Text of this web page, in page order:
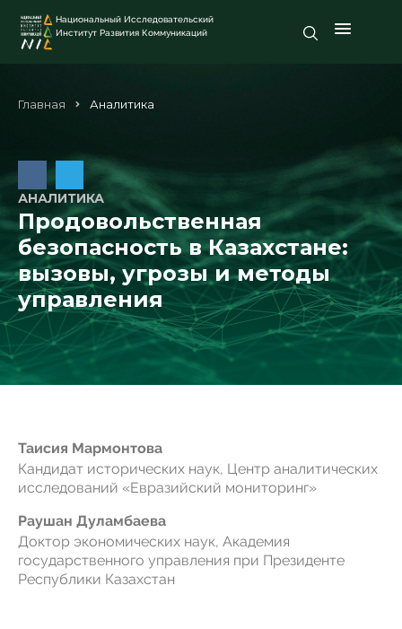
Национальный Исследовательский
Институт Развития Коммуникаций
Главная Аналитика
АНАЛИТИКА
Продовольственная
безопасность в Казахстане:
вызовы, угрозы и методы
управления
Таисия Мармонтова
Кандидат исторических наук, Центр аналитических
исследований «Евразийский мониторинг»
Раушан Дуламбаева
Доктор экономических наук, Академия
государственного управления при Президенте
Республики Казахстан